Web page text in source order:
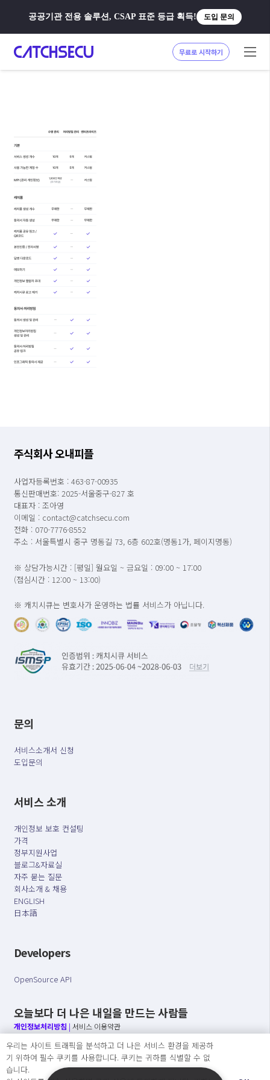
공공기관 전용 솔루션, CSAP 표준 등급 획득! 도입 문의
무료로 시작하기
주식회사 오내피플
사업자등록번호 : 463-87-00935
통신판매번호: 2025-서울중구-827 호
대표자 : 조아영
이메일 : contact@catchsecu.com
전화 : 070-7776-8552
주소 : 서울특별시 중구 명동길 73, 6층 602호(명동1가, 페이지명동)
※ 상담가능시간 : [평일] 월요일 ~ 금요일 : 09:00 ~ 17:00
(점심시간 : 12:00 ~ 13:00)
※ 캐치시큐는 변호사가 운영하는 법률 서비스가 아닙니다.
문의
서비스소개서 신청
도입문의
서비스 소개
개인정보 보호 컨설팅
가격
정부지원사업
블로그&자료실
자주 묻는 질문
회사소개 & 채용
ENGLISH
日本語
Developers
OpenSource API
오늘보다 더 나은 내일을 만드는 사람들
개인정보처리방침 | 서비스 이용약관
○ 개인정보보호 컴플라이언스를 선도하겠습니다.
○ 정보주체의 권리를 보장하겠습니다.
○ 기업의 개인정보보호를 위한 효율적 관리를 보장하겠습니다.
우리는 사이트 트래픽을 분석하고 더 나은 서비스 환경을 제공하
기 위하여 필수 쿠키를 사용합니다. 쿠키는 귀하를 식별할 수 없
습니다.